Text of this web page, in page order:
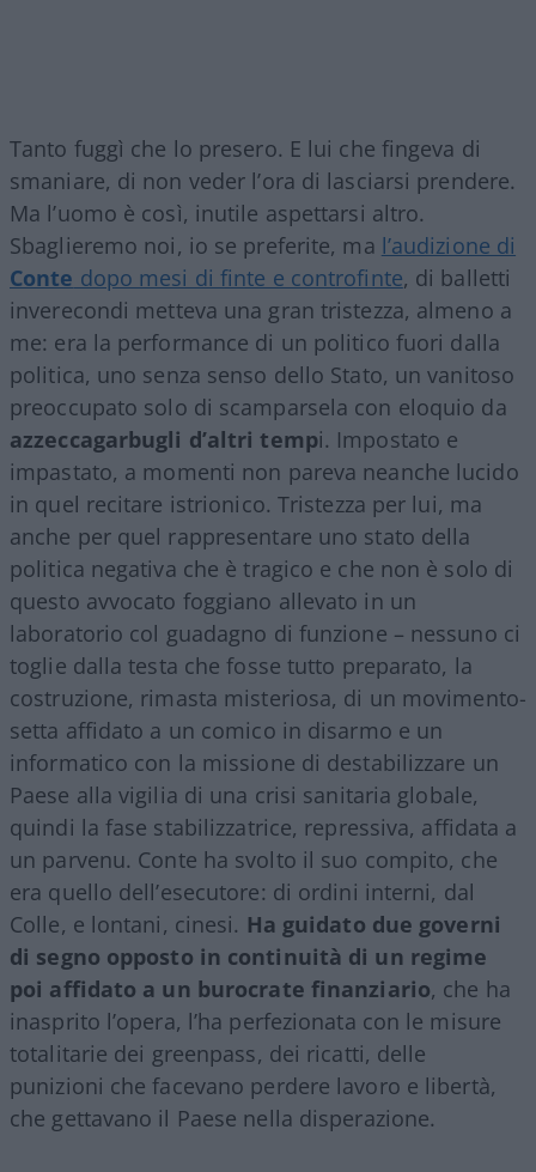
Tanto fuggì che lo presero. E lui che fingeva di
smaniare, di non veder l’ora di lasciarsi prendere.
Ma l’uomo è così, inutile aspettarsi altro.
Sbaglieremo noi, io se preferite, ma l’audizione di
Conte dopo mesi di finte e controfinte, di balletti
inverecondi metteva una gran tristezza, almeno a
me: era la performance di un politico fuori dalla
politica, uno senza senso dello Stato, un vanitoso
preoccupato solo di scamparsela con eloquio da
azzeccagarbugli d’altri tempi. Impostato e
impastato, a momenti non pareva neanche lucido
in quel recitare istrionico. Tristezza per lui, ma
anche per quel rappresentare uno stato della
politica negativa che è tragico e che non è solo di
questo avvocato foggiano allevato in un
laboratorio col guadagno di funzione – nessuno ci
toglie dalla testa che fosse tutto preparato, la
costruzione, rimasta misteriosa, di un movimento-
setta affidato a un comico in disarmo e un
informatico con la missione di destabilizzare un
Paese alla vigilia di una crisi sanitaria globale,
quindi la fase stabilizzatrice, repressiva, affidata a
un parvenu. Conte ha svolto il suo compito, che
era quello dell’esecutore: di ordini interni, dal
Colle, e lontani, cinesi. Ha guidato due governi
di segno opposto in continuità di un regime
poi affidato a un burocrate finanziario, che ha
inasprito l’opera, l’ha perfezionata con le misure
totalitarie dei greenpass, dei ricatti, delle
punizioni che facevano perdere lavoro e libertà,
che gettavano il Paese nella disperazione.